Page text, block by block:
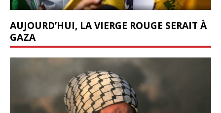
AUJOURD’HUI, LA VIERGE ROUGE SERAIT À
GAZA